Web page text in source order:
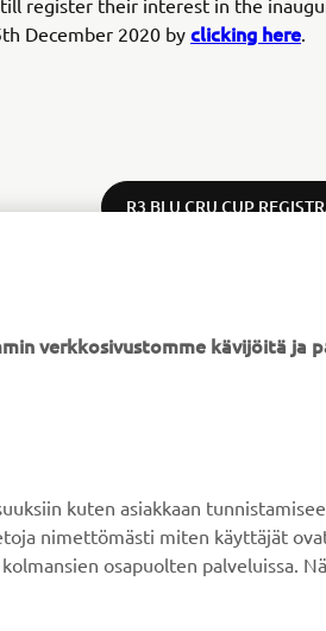
register their interest in the
December 2020 by clicking here.
R3 BLU CRU CUP
Yamaha Racing
verkkosivustomme kävijöitä ja
kuten asiakkaan
nimettömästi miten käyttäjät
osapuolten palveluissa.